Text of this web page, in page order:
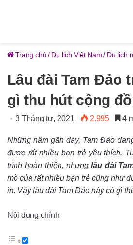
Trang chủ / Du lịch Việt Nam / Du lịch
Lâu đài Tam Đảo
gì thu hút cộng
3 Tháng tư, 2021 2.995 4
Những năm gần đây, Tam Đảo
được rất nhiều bạn trẻ yêu thích.
trình hoàn thiện, nhưnglâu đài
mò của rất nhiều bạn trẻ cũng như
in. Vậy lâu đài Tam Đảo này có gì
Nội dung chính